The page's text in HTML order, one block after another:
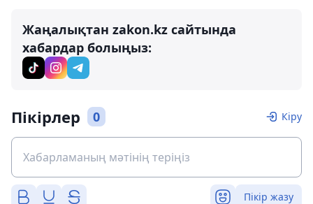
Жаңалықтан zakon.kz сайтында
хабардар болыңыз:
Пікірлер 0 Кіру
Пікір жазу